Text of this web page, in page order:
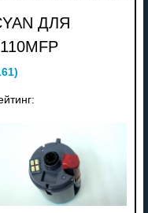
ДЛЯ
)